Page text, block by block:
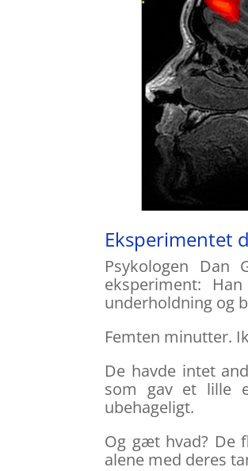
Eksperimentet
Psykologen Dan
eksperiment:
underholdning og
Femten minutter.
De havde intet
som gav et lille
ubehageligt.
Og gæt hvad? De
alene med deres